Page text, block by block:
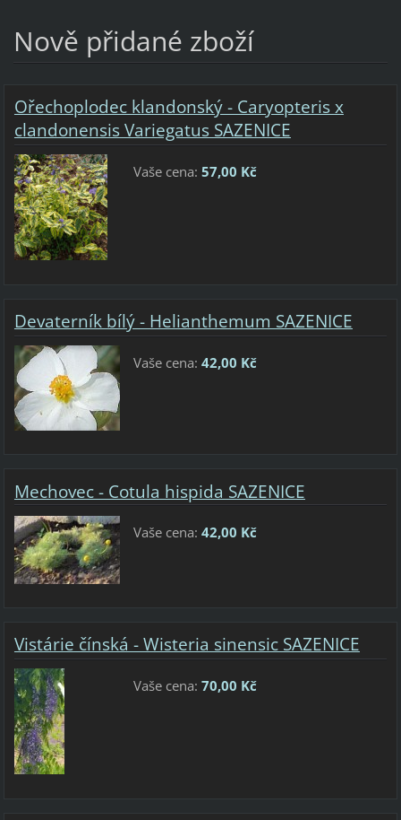
Nově přidané zboží
Ořechoplodec klandonský - Caryopteris x
clandonensis Variegatus SAZENICE
Vaše cena: 57,00 Kč
Devaterník bílý - Helianthemum SAZENICE
Vaše cena: 42,00 Kč
Mechovec - Cotula hispida SAZENICE
Vaše cena: 42,00 Kč
Vistárie čínská - Wisteria sinensic SAZENICE
Vaše cena: 70,00 Kč